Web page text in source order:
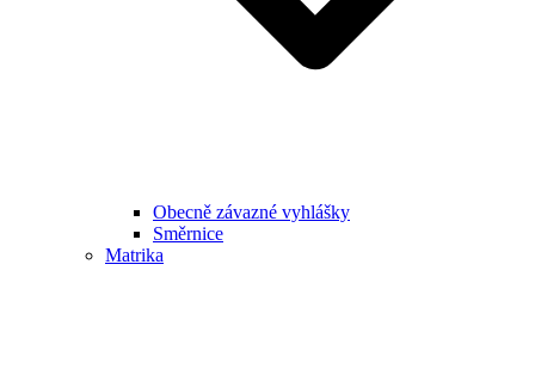
Obecně závazné vyhlášky
Směrnice
Matrika